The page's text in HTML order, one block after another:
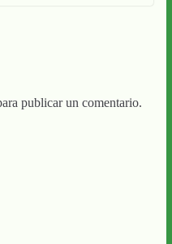
publicar un comentario.